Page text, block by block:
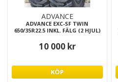
ADVANCE
ADVANCE EXC-SF TWIN
650/35R22.5 INKL. FÄLG (2 HJUL)
10 000 kr
KÖP